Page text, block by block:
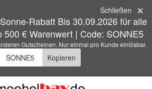
Rabatt Bis 30.09.2026 für alle
500 € Warenwert | Code: SONNE5
Gutscheinen. Nur einmal pro Kunde einlösbar.
Kopieren
Schließen